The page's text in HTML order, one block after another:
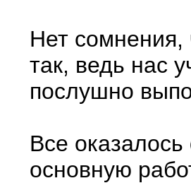
Нет сомнения,
так, ведь нас
послушно
Все
основную